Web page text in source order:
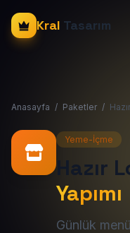
Kral Tasarım
Anasayfa / Paketler /
Yeme-İçme
Hazır
Yapımı
Günlük